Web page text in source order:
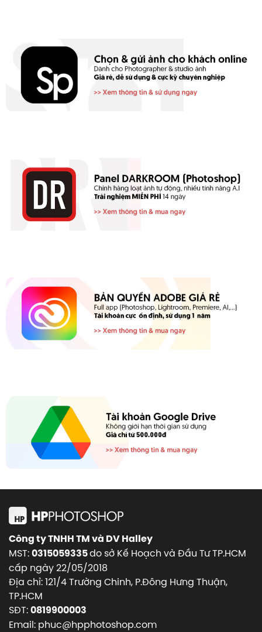
Công ty TNHH TM và DV Halley
MST:0315059335do sở Kế Hoạch và Đầu Tư TP.HCM
cấp ngày 22/05/2018
Địa chỉ: 121/4 Trường Chinh, P.Đông Hưng Thuận,
TP.HCM
SĐT:0819900003
Email: phuc@hpphotoshop.com